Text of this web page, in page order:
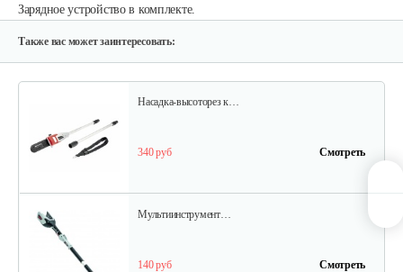
Зарядное устройство в комплекте.
Также вас может заинтересовать:
270 руб
Насадка-высоторез к…
340 руб Смотреть
Мультиинструмент…
140 руб Смотреть